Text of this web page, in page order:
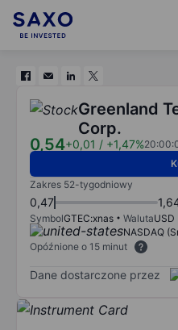
Greenland
Corp.
0,54+0,01 / +1,47%
Zakres 52-tygodniowy
0,47
SymbolGTEC:xnas WalutaUSD
NASDAQ
Opóźnione o 15 minut
Dane dostarczone przez